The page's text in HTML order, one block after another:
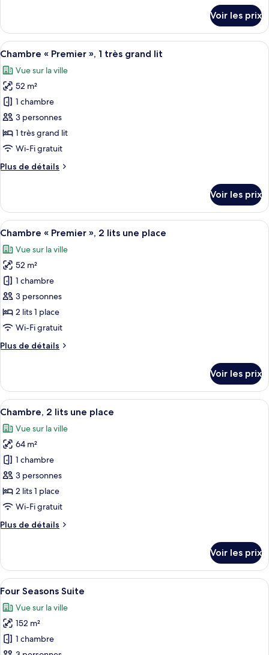
très
grand
lit
le
type
de
Chambre
Deluxe,
très
grand
lit
Voir les prix
Afficher
toutes
les
photos
pour
ce
type
de
chambre :
Chambre
»,
1
très
grand
lit
Une chambre située dans un
7
Chambre « Premier », 1 très grand lit
Vue sur la ville
52 m²
1 chambre
3 personnes
1 très grand lit
Wi-Fi gratuit
Plus de détails
Plus
le
type
de
Chambre
«
Premier
»,
très
grand
lit
Voir les prix
Afficher
toutes
les
photos
pour
ce
type
de
chambre :
Chambre
»,
2
lits
une
place
Une chambre d’hôtel spacieuse,
7
Chambre « Premier », 2 lits une place
Vue sur la ville
52 m²
1 chambre
3 personnes
2 lits 1 place
Wi-Fi gratuit
Plus de détails
Plus
le
type
de
Chambre
«
Premier
»,
2
lits
une
place
Voir les prix
Afficher
toutes
les
photos
pour
ce
type
de
chambre :
Chambre,
une
place
Une chambre d’hôtel avec un
6
Chambre, 2 lits une place
Vue sur la ville
64 m²
1 chambre
3 personnes
2 lits 1 place
Wi-Fi gratuit
Plus de détails
Plus
le
type
de
Chambre,
2
lits
une
Voir les prix
Afficher
toutes
les
photos
pour
Un salon moderne comprenant un
5
Four Seasons Suite
Vue sur la ville
152 m²
1 chambre